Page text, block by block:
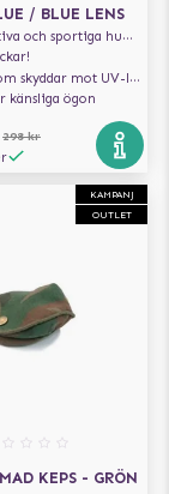
/ BLUE LENS
och sportiga hunden
skyddar mot UV-ljus
känsliga ögon
298 kr
KAMPANJ
OUTLET
KEPS - GRÖN